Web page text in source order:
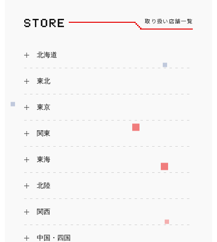
取り扱い店舗一覧
北海道
東北
東京
関東
東海
北陸
関西
中国・四国